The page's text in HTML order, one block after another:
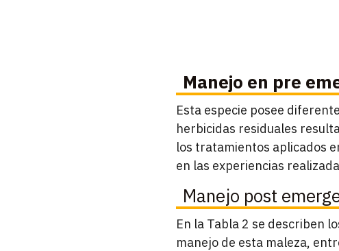
Manejo en pre
Esta especie posee
herbicidas residuales
los tratamientos aplicados
en las experiencias
Manejo post
En la Tabla 2 se describen
manejo de esta maleza,